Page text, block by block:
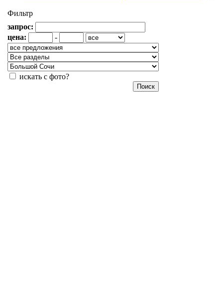
Фильтр
запрос:
цена:
-
искать с фото?